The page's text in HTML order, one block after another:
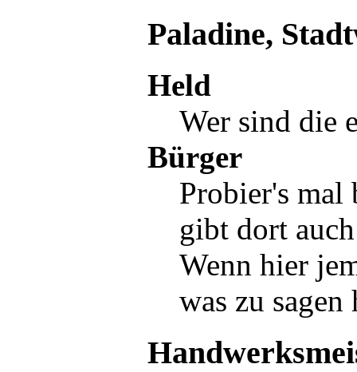
Paladine,
Held
Wer sind die
Bürger
Probier's
gibt dort
Wenn hier
was zu